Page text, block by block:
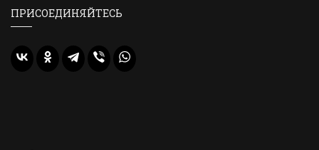
ПРИСОЕДИНЯЙТЕСЬ